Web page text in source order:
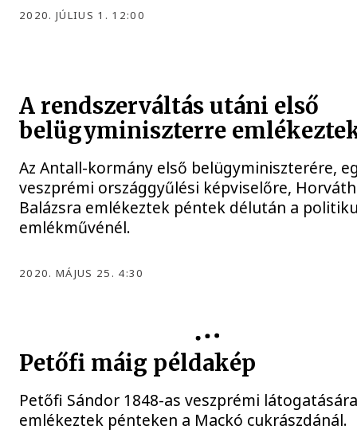
2020. JÚLIUS 1. 12:00
A rendszerváltás utáni első
belügyminiszterre
Az Antall-kormány első belügyminiszterére,
veszprémi országgyűlési képviselőre, Horváth
Balázsra emlékeztek péntek délután a
emlékművénél.
2020. MÁJUS 25. 4:30
Petőfi máig példakép
Petőfi Sándor 1848-as veszprémi
emlékeztek pénteken a Mackó cukrászdánál.